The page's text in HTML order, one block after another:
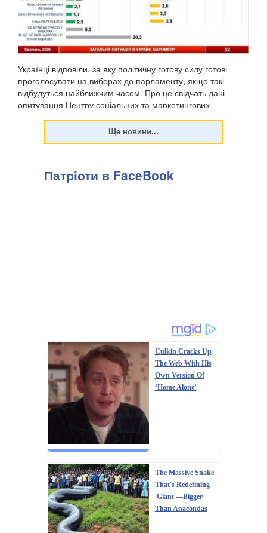
Українці відповіли, за яку політичну готову силу готові
проголосувати на виборах до парламенту, якщо такі
відбудуться найближчим часом. Про це свідчать дані
опитування Центру соціальних та маркетингових
Патріоти в FaceBook
Culkin Cracks Up
The Web With His
Own Version Of
‘Home Alone’
The Massive Snake
That's Redefining
'Giant'—Bigger
Than Anacondas